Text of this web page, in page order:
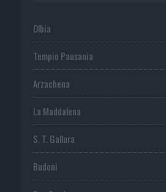
Olbia
Tempio Pausania
Arzachena
La Maddalena
S. T. Gallura
Budoni